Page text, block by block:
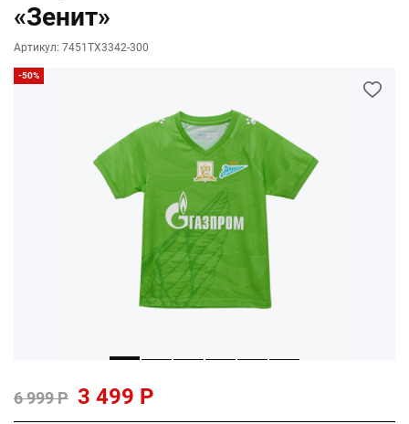
«Зенит»
Артикул: 7451TX3342-300
-50%
6 999 Р 3 499 Р